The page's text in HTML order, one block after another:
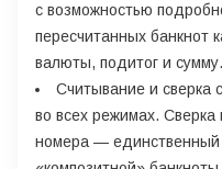
с возможностью
пересчитанных банкнот
валюты, подитог и сумму.
Считывание и сверка
во всех режимах. Сверка
номера —